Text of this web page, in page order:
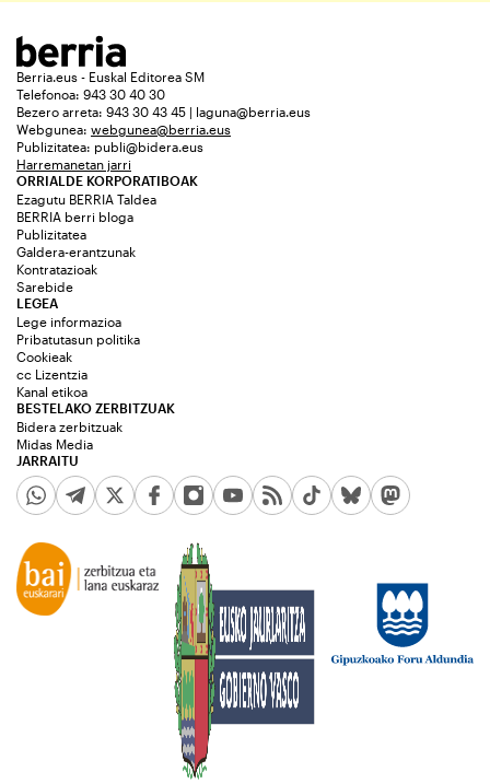
Berria.eus - Euskal Editorea SM
Telefonoa: 943 30 40 30
Bezero arreta: 943 30 43 45 | laguna@berria.eus
Webgunea: webgunea@berria.eus
Publizitatea: publi@bidera.eus
Harremanetan jarri
ORRIALDE KORPORATIBOAK
Ezagutu BERRIA Taldea
BERRIA berri bloga
Publizitatea
Galdera-erantzunak
Kontratazioak
Sarebide
JARRAITU
LEGEA
Lege informazioa
Pribatutasun politika
Cookieak
cc Lizentzia
Kanal etikoa
BESTELAKO ZERBITZUAK
Bidera zerbitzuak
Midas Media